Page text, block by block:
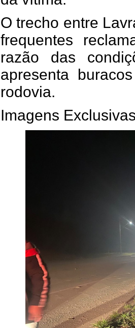
O trecho entre
frequentes
razão das
apresenta
rodovia.
Imagens